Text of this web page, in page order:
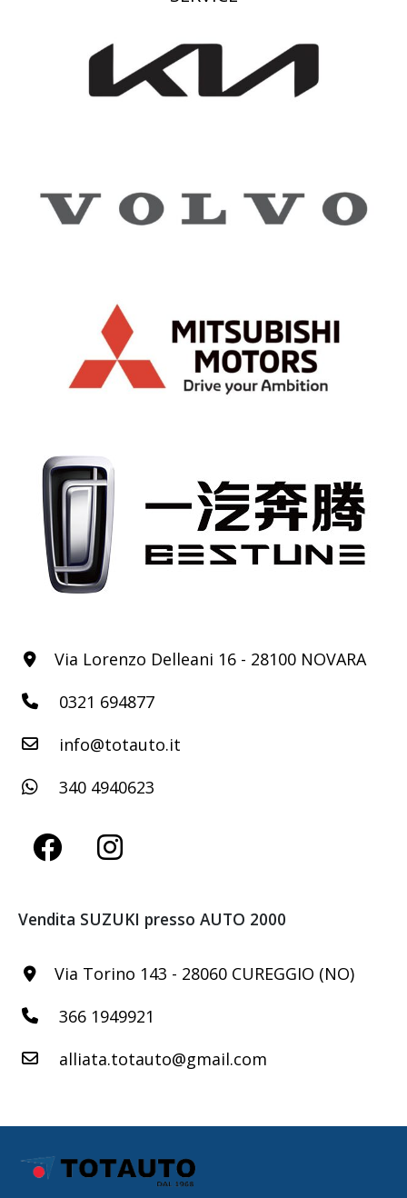
Via Lorenzo Delleani 16 - 28100 NOVARA
0321 694877
info@totauto.it
340 4940623
Vendita SUZUKI presso AUTO 2000
Via Torino 143 - 28060 CUREGGIO (NO)
366 1949921
alliata.totauto@gmail.com